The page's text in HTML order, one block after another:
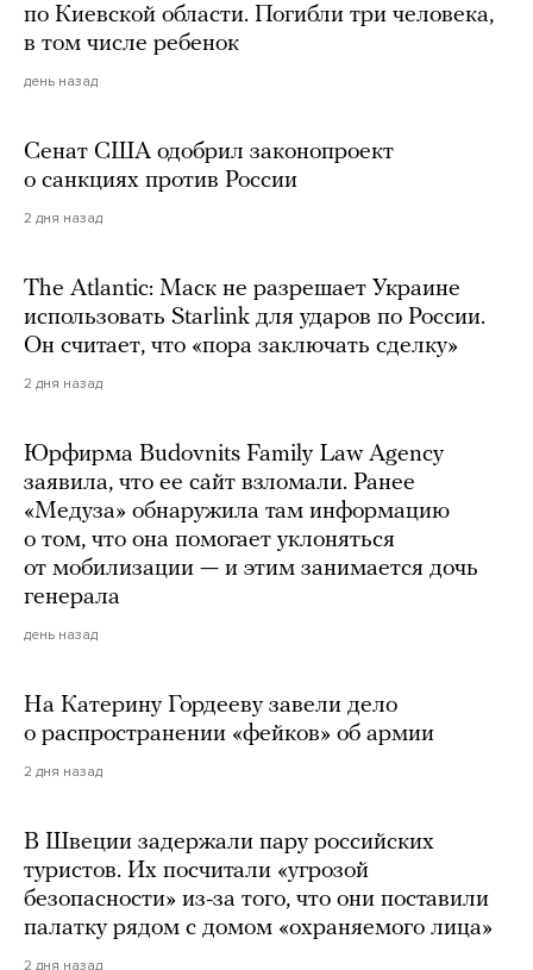
по Киевской области. Погибли три человека,
в том числе ребенок
день назад
Сенат США одобрил законопроект
о санкциях против России
2 дня назад
The Atlantic: Маск не разрешает Украине
использовать Starlink для ударов по России.
Он считает, что «пора заключать сделку»
2 дня назад
Юрфирма Budovnits Family Law Agency
заявила, что ее сайт взломали. Ранее
«Медуза» обнаружила там информацию
о том, что она помогает уклоняться
от мобилизации — и этим занимается дочь
генерала
день назад
На Катерину Гордееву завели дело
о распространении «фейков» об армии
2 дня назад
В Швеции задержали пару российских
туристов. Их посчитали «угрозой
безопасности» из-за того, что они поставили
палатку рядом с домом «охраняемого лица»
2 дня назад